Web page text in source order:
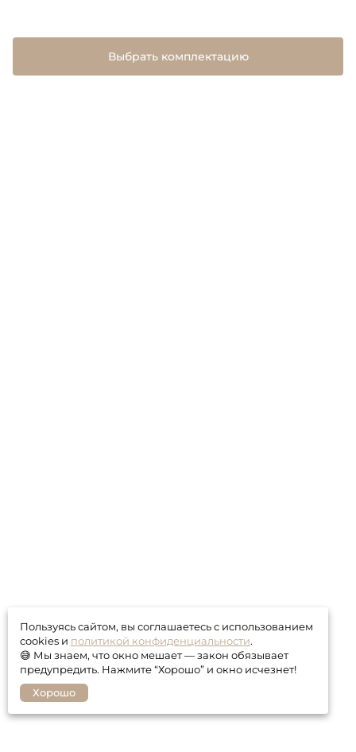
Выбрать комплектацию
Пользуясь сайтом, вы соглашаетесь с использованием
cookies и политикой конфиденциальности.
😅 Мы знаем, что окно мешает — закон обязывает
предупредить. Нажмите “Хорошо” и окно исчезнет!
Хорошо